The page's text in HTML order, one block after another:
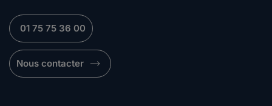
01 75 75 36 00
Nous contacter